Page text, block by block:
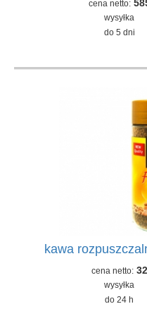
cena netto:
wysyłka
do 5 dni
kawa
cena netto:
wysyłka
do 24 h